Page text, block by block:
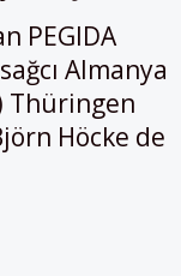
PEGIDA
Almanya
Thüringen
Höcke de